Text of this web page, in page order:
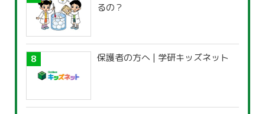
るの？
保護者の方へ | 学研キッズネット